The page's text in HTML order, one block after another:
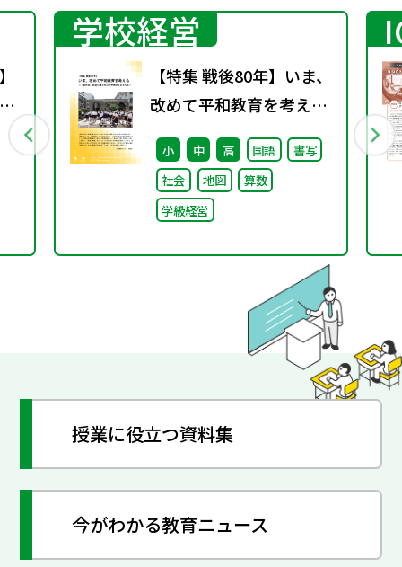
学校経営
【特集 戦後80年】いま、
改めて平和教育を考え
る〜「あの日」を語り継
ぐ本川小学校の子どもた
ち〜
小 中 高 国語
書写
社会
地図
算数
学級経営
授業に役立つ資料集
今がわかる教育ニュース